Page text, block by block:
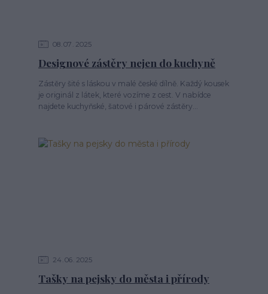
08 07 2025
Designové zástěry nejen do kuchyně
Zástěry šité s láskou v malé české dílně. Každý kousek
je originál z látek, které vozíme z cest. V nabídce
najdete kuchyňské, šatové i párové zástěry...
24 06 2025
Tašky na pejsky do města i přírody